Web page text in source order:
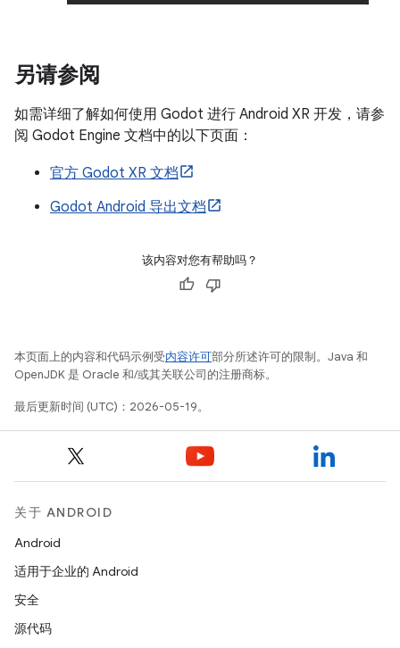
另请参阅
如需详细了解如何使用 Godot 进行 Android XR 开发，请参
阅 Godot Engine 文档中的以下页面：
官方 Godot XR 文档
Godot Android 导出文档
该内容对您有帮助吗？
本页面上的内容和代码示例受内容许可部分所述许可的限制。Java 和
OpenJDK 是 Oracle 和/或其关联公司的注册商标。
最后更新时间 (UTC)：2026-05-19。
关于 ANDROID
Android
适用于企业的 Android
安全
源代码